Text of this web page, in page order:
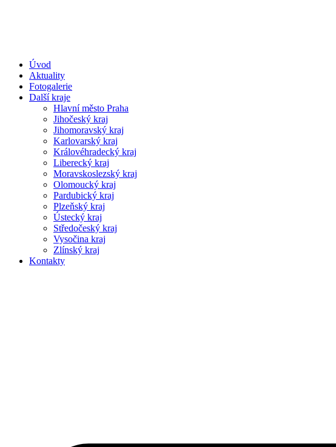
Úvod
Aktuality
Fotogalerie
Další kraje
Hlavní město Praha
Jihočeský kraj
Jihomoravský kraj
Karlovarský kraj
Královéhradecký kraj
Liberecký kraj
Moravskoslezský kraj
Olomoucký kraj
Pardubický kraj
Plzeňský kraj
Ústecký kraj
Středočeský kraj
Vysočina kraj
Zlínský kraj
Kontakty